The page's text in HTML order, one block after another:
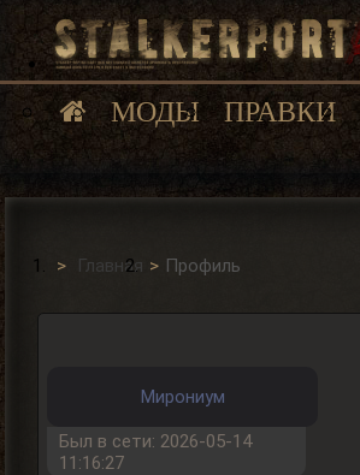
МОДЫ ПРАВКИ
Главная Профиль
Мирониум
Был в сети: 2026-05-14
11:16:27